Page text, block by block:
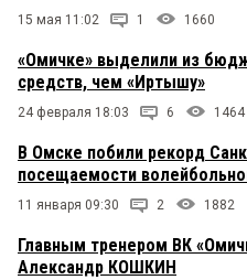
15 мая 11:02 1 1660
«Омичке» выделили из
средств, чем «Иртышу»
24 февраля 18:03 6 1464
В Омске побили рекорд
посещаемости
11 января 09:30 2 1882
Главным тренером ВК
Александр КОШКИН